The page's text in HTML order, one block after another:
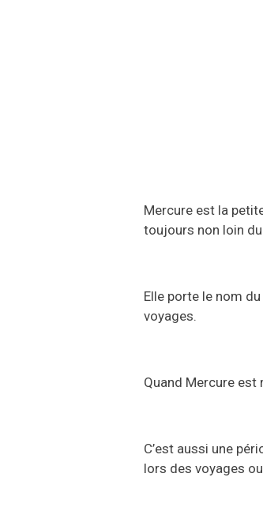
Mercure est la
toujours non loin
Elle porte le nom
voyages.
Quand Mercure est
C’est aussi une
lors des voyages